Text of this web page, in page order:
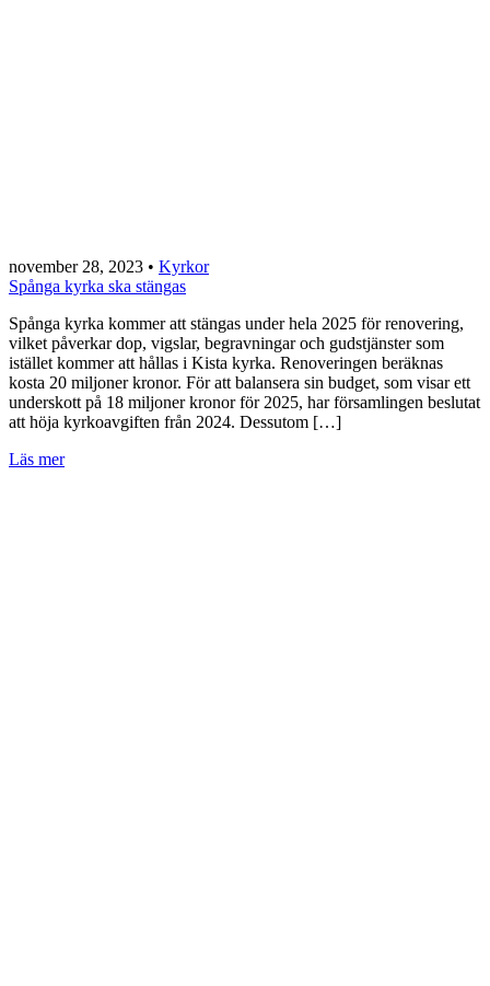
november 28, 2023 • Kyrkor
Spånga kyrka ska stängas
Spånga kyrka kommer att stängas under hela 2025 för renovering,
vilket påverkar dop, vigslar, begravningar och gudstjänster som
istället kommer att hållas i Kista kyrka. Renoveringen beräknas
kosta 20 miljoner kronor. För att balansera sin budget, som visar ett
underskott på 18 miljoner kronor för 2025, har församlingen beslutat
att höja kyrkoavgiften från 2024. Dessutom […]
Läs mer